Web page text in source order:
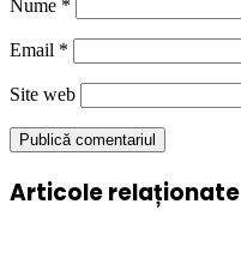
Nume *
Email *
Site web
Articole relaționate